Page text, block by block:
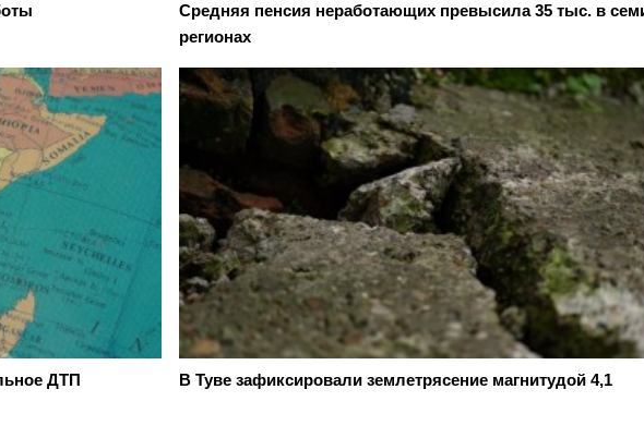
Средняя пенсия неработающих превысила 35 тыс. в
регионах
ДТП В Туве зафиксировали землетрясение магнитудой 4,1